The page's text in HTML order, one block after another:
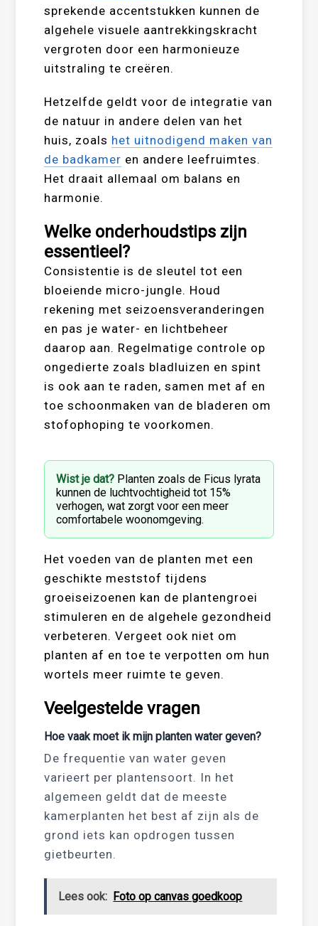
sprekende accentstukken kunnen de
algehele visuele aantrekkingskracht
vergroten door een harmonieuze
uitstraling te creëren.
Hetzelfde geldt voor de integratie van
de natuur in andere delen van het
huis, zoals het uitnodigend maken van
de badkamer en andere leefruimtes.
Het draait allemaal om balans en
harmonie.
Welke onderhoudstips zijn
essentieel?
Consistentie is de sleutel tot een
bloeiende micro-jungle. Houd
rekening met seizoensveranderingen
en pas je water- en lichtbeheer
daarop aan. Regelmatige controle op
ongedierte zoals bladluizen en spint
is ook aan te raden, samen met af en
toe schoonmaken van de bladeren om
stofophoping te voorkomen.
Wist je dat? Planten zoals de Ficus lyrata
kunnen de luchtvochtigheid tot 15%
verhogen, wat zorgt voor een meer
comfortabele woonomgeving.
Het voeden van de planten met een
geschikte meststof tijdens
groeiseizoenen kan de plantengroei
stimuleren en de algehele gezondheid
verbeteren. Vergeet ook niet om
planten af en toe te verpotten om hun
wortels meer ruimte te geven.
Veelgestelde vragen
Hoe vaak moet ik mijn planten water geven?
De frequentie van water geven
varieert per plantensoort. In het
algemeen geldt dat de meeste
kamerplanten het best af zijn als de
grond iets kan opdrogen tussen
gietbeurten.
Lees ook: Foto op canvas goedkoop